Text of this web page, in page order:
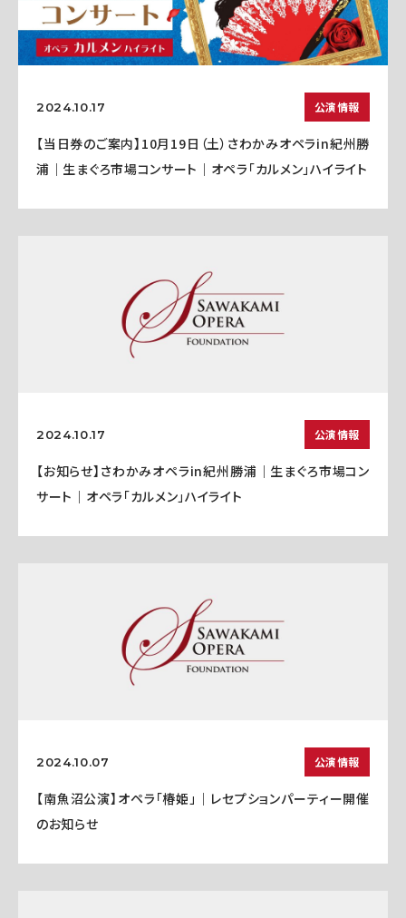
2024.10.17 公演情報
【当日券のご案内】10月19日（土）さわかみオペラin紀州勝
浦｜生まぐろ市場コンサート｜オペラ「カルメン」ハイライト
2024.10.17 公演情報
【お知らせ】さわかみオペラin紀州勝浦｜生まぐろ市場コン
サート｜オペラ「カルメン」ハイライト
2024.10.07 公演情報
【南魚沼公演】オペラ「椿姫」｜レセプションパーティー開催
のお知らせ